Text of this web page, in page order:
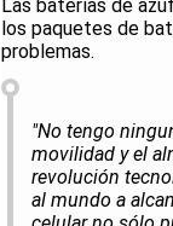
Las baterías de
los paquetes de
problemas.
"No tengo
movilidad y el
revolución
al mundo a